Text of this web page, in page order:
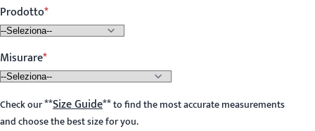
Prodotto
Misurare
Check our**Size Guide**to find the most accurate measurements
and choose the best size for you.